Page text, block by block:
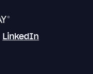
LinkedIn